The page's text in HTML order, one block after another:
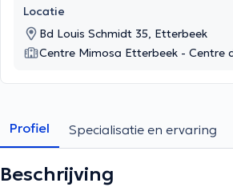
Locatie
Bd Louis Schmidt 35, Etterbeek
Centre Mimosa Etterbeek - Centre
Profiel Specialisatie en ervaring
Beschrijving